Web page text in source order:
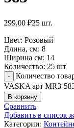
299,00 ₽25 шт.
Цвет: Розовый
Длина, см: 8
Ширина см: 14
Количество: 25 шт
Количество
VASKA арт MR3-
В корзину
Сравнить
Добавить в список
Категории: